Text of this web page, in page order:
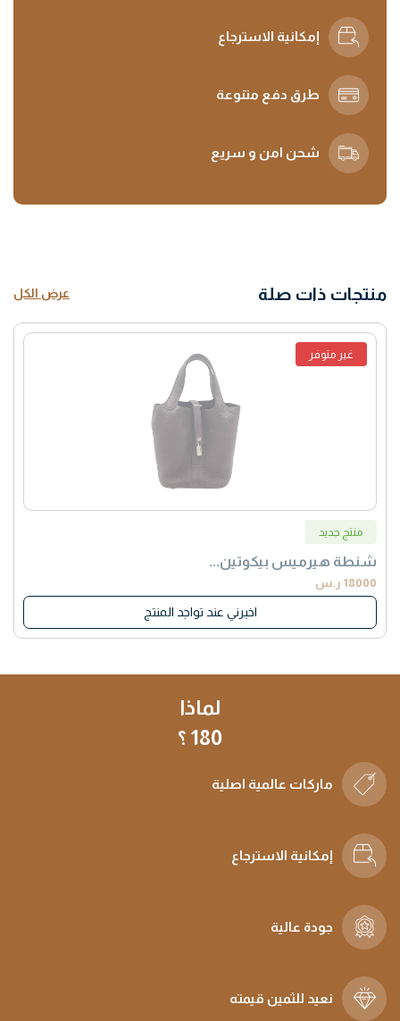
إمكانية الاسترجاع
طرق دفع متنوعة
شحن امن و سريع
منتجات ذات صلة عرض الكل
غير متوفر
منتج جديد
شنطة هيرميس بيكوتين...
18000 ر.س
اخبرني عند تواجد المنتج
لماذا
180 ؟
ماركات عالمية اصلية
إمكانية الاسترجاع
جودة عالية
نعيد للثمين قيمته